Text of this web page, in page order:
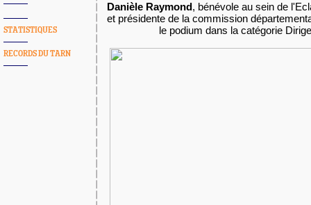
STATISTIQUES
RECORDS DU TARN
Danièle Raymond, bénévole au sein de
et présidente de la commission
le podium dans la catégorie